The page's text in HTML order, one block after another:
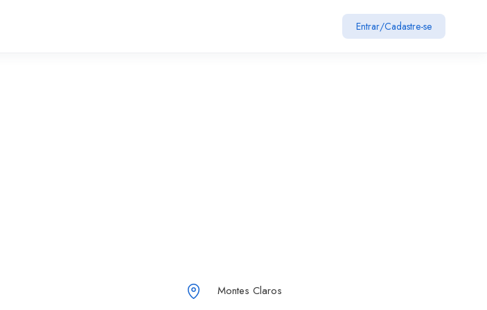
Entrar/Cadastre-se
Montes Claros